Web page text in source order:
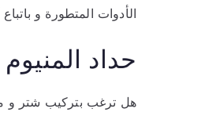
الأدوات المتطورة و
حداد
هل ترغب بتركيب شتر و